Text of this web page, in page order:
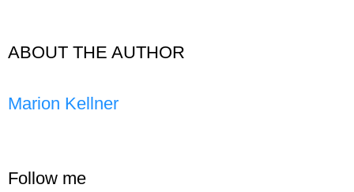
ABOUT THE AUTHOR
Marion Kellner
Follow me